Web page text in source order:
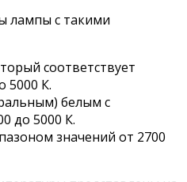
лампы с такими
соответствует
5000 К.
белым с
до 5000 К.
значений от 2700